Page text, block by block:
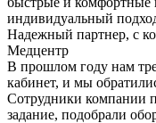
индивидуальный
Надежный партнер, с
Медцентр
В прошлом году нам
кабинет, и мы
Сотрудники компании
задание, подобрали